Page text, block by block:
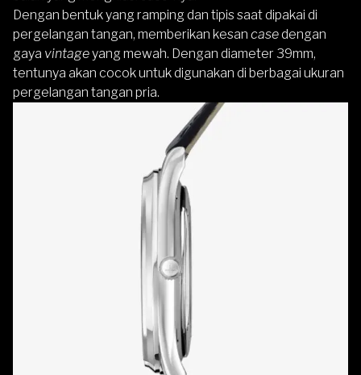
Dengan bentuk yang ramping dan tipis saat dipakai di
pergelangan tangan, memberikan kesan casedengan
gaya vintageyang mewah. Dengan diameter 39mm,
tentunya akan cocok untuk digunakan di berbagai ukuran
pergelangan tangan pria.